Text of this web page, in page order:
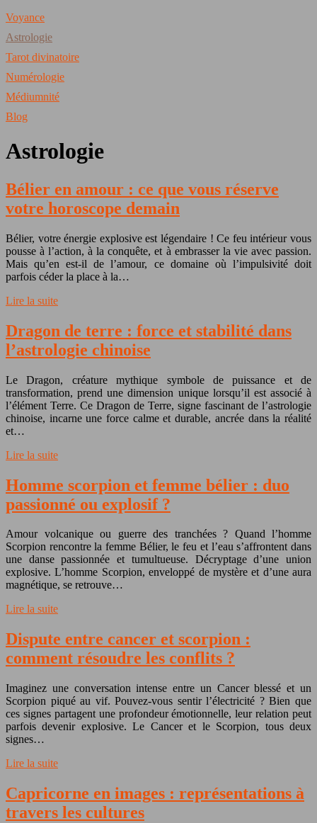
Voyance
Astrologie
Tarot divinatoire
Numérologie
Médiumnité
Blog
Astrologie
Bélier en amour : ce que vous réserve
votre horoscope demain
Bélier, votre énergie explosive est légendaire ! Ce feu intérieur vous
pousse à l’action, à la conquête, et à embrasser la vie avec passion.
Mais qu’en est-il de l’amour, ce domaine où l’impulsivité doit
parfois céder la place à la…
Lire la suite
Dragon de terre : force et stabilité dans
l’astrologie chinoise
Le Dragon, créature mythique symbole de puissance et de
transformation, prend une dimension unique lorsqu’il est associé à
l’élément Terre. Ce Dragon de Terre, signe fascinant de l’astrologie
chinoise, incarne une force calme et durable, ancrée dans la réalité
et…
Lire la suite
Homme scorpion et femme bélier : duo
passionné ou explosif ?
Amour volcanique ou guerre des tranchées ? Quand l’homme
Scorpion rencontre la femme Bélier, le feu et l’eau s’affrontent dans
une danse passionnée et tumultueuse. Décryptage d’une union
explosive. L’homme Scorpion, enveloppé de mystère et d’une aura
magnétique, se retrouve…
Lire la suite
Dispute entre cancer et scorpion :
comment résoudre les conflits ?
Imaginez une conversation intense entre un Cancer blessé et un
Scorpion piqué au vif. Pouvez-vous sentir l’électricité ? Bien que
ces signes partagent une profondeur émotionnelle, leur relation peut
parfois devenir explosive. Le Cancer et le Scorpion, tous deux
signes…
Lire la suite
Capricorne en images : représentations à
travers les cultures